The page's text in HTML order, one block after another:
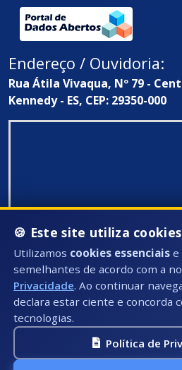
Endereço / Ouvidoria:
Rua Átila Vivaqua, Nº 79 -
Kennedy - ES, CEP: 29350-000
Todos Direitos
🍪 Este site utiliza cookies
Utilizamos cookies essenciais e
semelhantes de acordo com a
Privacidade. Ao continuar
declara estar ciente e concorda
tecnologias.
Política de